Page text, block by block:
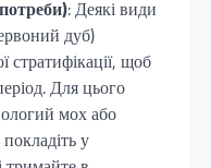
: Деякі види
дуб)
стратифікації, щоб
Для цього
мох або
у